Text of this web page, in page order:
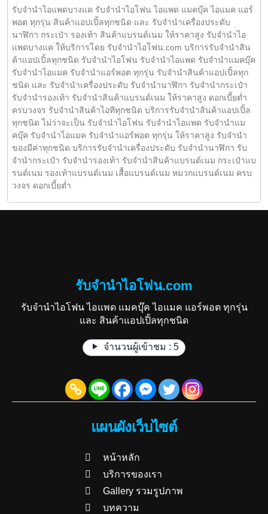
รับจำนำไอแพดบางแค รับจำนำไอโฟน ไอแพด แมคบุ๊ค ไอแมค แอร์
พอต ทุกรุ่น สินค้าแอปเปิ้ลทุกชนิด และ รับจำนำเครื่องประดับ
นาฬิกา กระเป๋า รองเท้า สินค้าแบรนด์เนม ให้ราคาสูง รับจำนำไอ
แพดบางแค ให้บริการโดย รับจํานําไอโฟน.com บริการรับจำนำสิน
ค้าแอปเปิ้ลทุกชนิด รับจำนำไอโฟน รับจำนำไอแพด รับจำนำแมคบุ๊ค
รับจำนำไอแมค รับจำนำแอร์พอต ทุกรุ่น รับจำนำสินค้าแอปเปิ้ลทุก
ชนิด และ รับจำนำเครื่องประดับ รับจำนำนาฬิกา รับจำนำกระเป๋า
รับจำนำรองเท้า รับจำนำสินค้าแบรนด์เนม ให้ราคาสูง ดอกเบี้ยต่ำ
ครบวงจร รับจำนำสินค้าไอทีทุกชนิด บริการรับจำนำสินค้าแอปเปิ้ล
ทุกชนิด ไม่ว่าจะเป็น รับจำนำไอโฟน รับจำนำไอแพด รับจำนำแม
คบุ๊ค รับจำนำไอแมค รับจำนำแอร์พอต ทุกรุ่น ให้ราคาสูง รับจำนำ
ของมีค่าทุกชนิด บริการรับจำนำเครื่องประดับ รับจำนำนาฬิกา รับ
จำนำกระเป๋า รับจำนำรองเท้า รับจำนำสินค้าแบรนด์เนม กระเป๋าแบ
รนด์เนม รองเท้าแบรนด์เนม เสื้อแบรนด์เนม หมวกแบรนด์เนม ครบ
วงจร ดอกเบี้ยต่ำ
รับจำนำไอโฟน.com
รับจำนำไอโฟน ไอแพด แมคบุ๊ค ไอแมค แอร์พอต ทุกรุ่น
และ สินค้าแอปเปิ้ลทุกชนิด
จำนวนผู้เข้าชม : 5
แผนผังเว็บไซต์
หน้าหลัก
บริการของเรา
Gallery รวมรูปภาพ
บทความ